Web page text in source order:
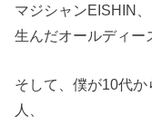
マジシャンEISHIN
生んだオールディー
そして、僕が10代
人、